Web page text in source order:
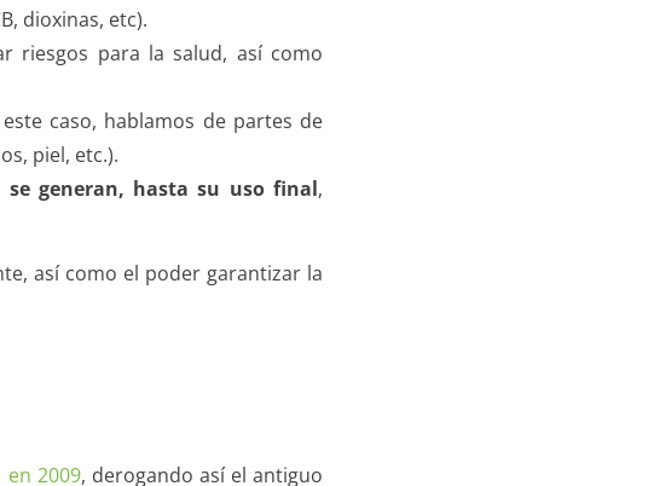
dioxinas, etc).
riesgos para la salud, así como
caso, hablamos de partes de
piel, etc.).
generan, hasta su uso final,
así como el poder garantizar la
2009, derogando así el antiguo